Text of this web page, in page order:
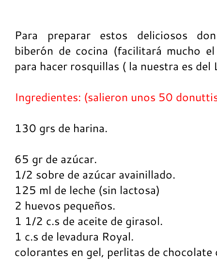
Para preparar estos deliciosos
biberón de cocina (facilitará mucho
para hacer rosquillas ( la nuestra es
Ingredientes: (salieron unos 50
130 grs de harina.
65 gr de azúcar.
1/2 sobre de azúcar avainillado.
125 ml de leche (sin lactosa)
2 huevos pequeños.
1 1/2 c.s de aceite de girasol.
1 c.s de levadura Royal.
colorantes en gel, perlitas de chocolate